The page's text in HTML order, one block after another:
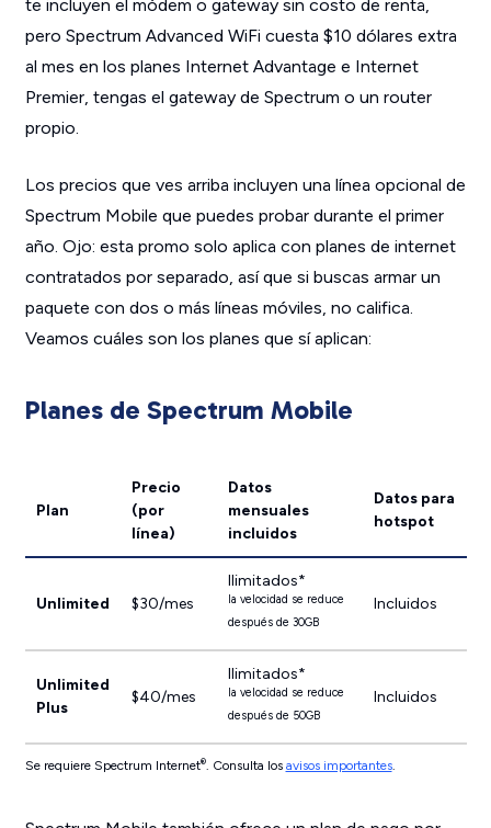
te incluyen el módem o gateway sin costo de renta,
pero Spectrum Advanced WiFi cuesta $10 dólares extra
al mes en los planes Internet Advantage e Internet
Premier, tengas el gateway de Spectrum o un router
propio.
Los precios que ves arriba incluyen una línea opcional de
Spectrum Mobile que puedes probar durante el primer
año. Ojo: esta promo solo aplica con planes de internet
contratados por separado, así que si buscas armar un
paquete con dos o más líneas móviles, no califica.
Veamos cuáles son los planes que sí aplican:
Planes de Spectrum Mobile
Plan
Precio
(por
línea)
Datos
mensuales
incluidos
Datos para
hotspot
Unlimited $30/mes
Ilimitados*
la velocidad se reduce
después de 30GB
Incluidos
Unlimited
Plus
$40/mes
Ilimitados*
la velocidad se reduce
después de 50GB
Incluidos
Se requiere Spectrum Internet®. Consulta los avisos importantes.